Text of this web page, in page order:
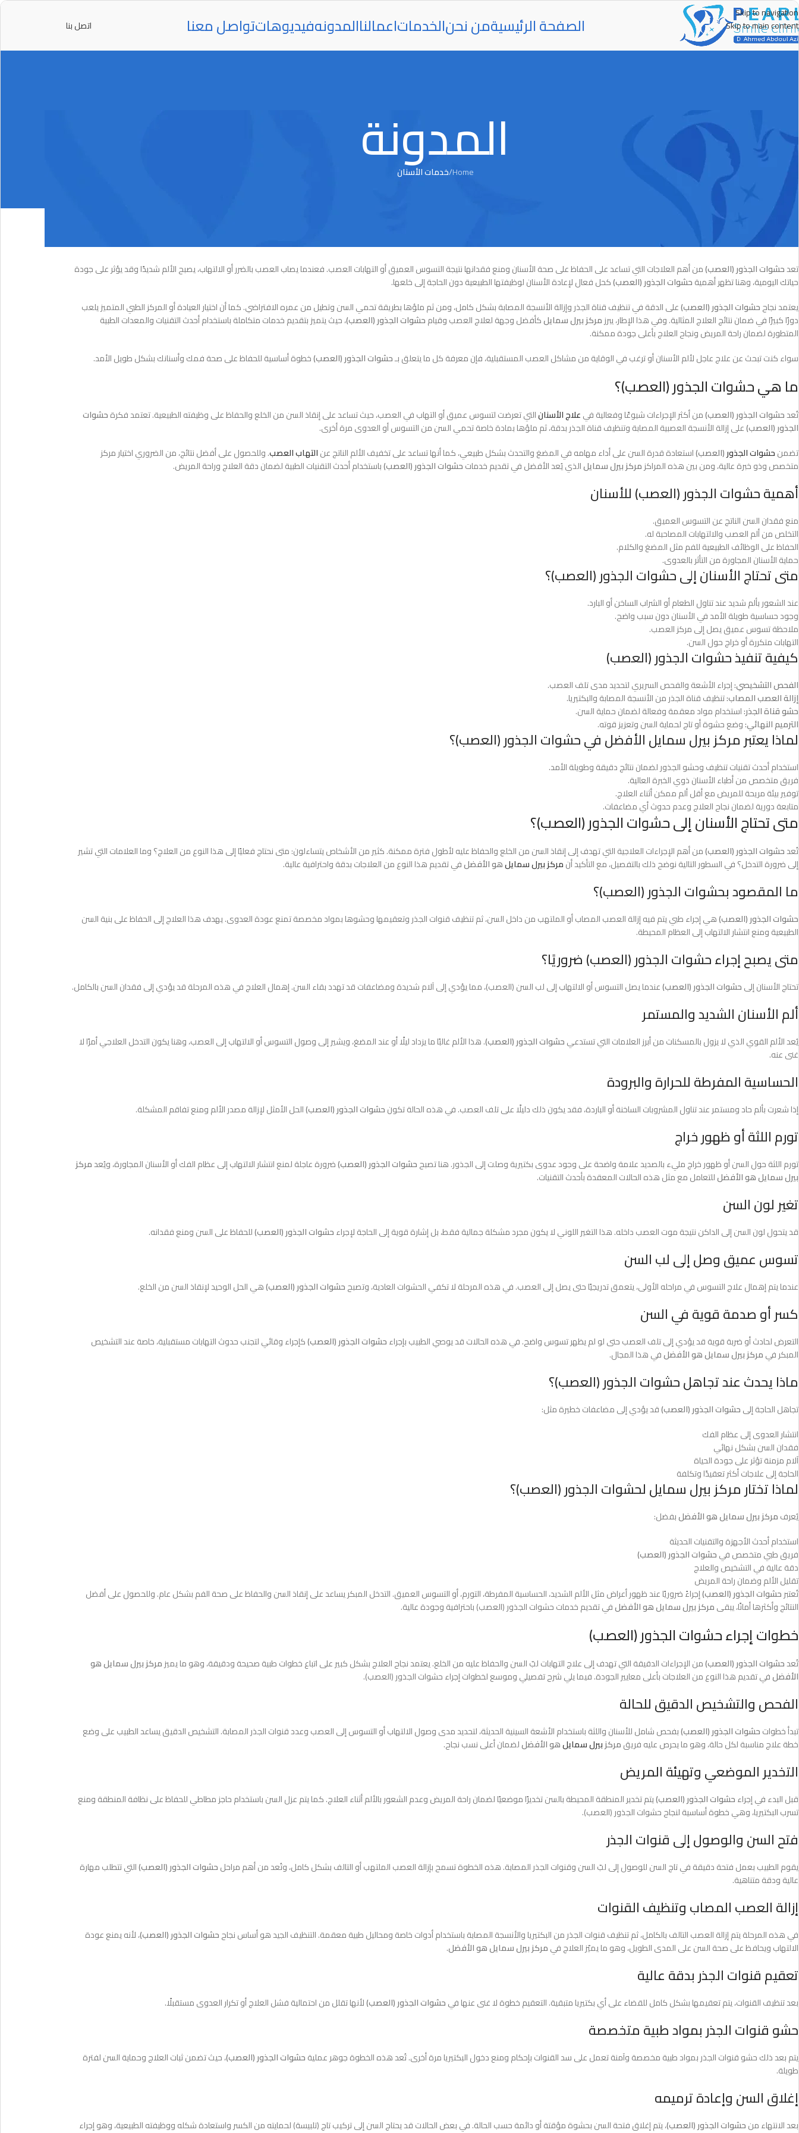
Skip to navigation
Skip to main content
الصفحة الرئيسيةمن نحنالخدماتاعمالناالمدونهفيديوهاتتواصل معنا اتصل بنا
المدونة
Home
/خدمات الأسنان
تعدحشوات الجذور (العصب)من أهم العلاجات التي تساعد على الحفاظ على صحة الأسنان ومنع فقدانها نتيجة التسوس العميق أو التهابات العصب. فعندما يصاب العصب بالضرر أو الالتهاب، يصبح الألم شديدًا وقد يؤثر على جودة
حياتك اليومية، وهنا تظهر أهميةحشوات الجذور (العصب)كحل فعال لإعادة الأسنان لوظيفتها الطبيعية دون الحاجة إلى خلعها.
يعتمد نجاححشوات الجذور (العصب)على الدقة في تنظيف قناة الجذر وإزالة الأنسجة المصابة بشكل كامل، ومن ثم ملؤها بطريقة تحمي السن وتطيل من عمره الافتراضي. كما أن اختيار العيادة أو المركز الطبي المتميز يلعب
دورًا كبيرًا في ضمان نتائج العلاج المثالية. وفي هذا الإطار، يبرزمركز بيرل سمايلكأفضل وجهة لعلاج العصب وقيامحشوات الجذور (العصب)، حيث يتميز بتقديم خدمات متكاملة باستخدام أحدث التقنيات والمعدات الطبية
المتطورة لضمان راحة المريض ونجاح العلاج بأعلى جودة ممكنة.
سواء كنت تبحث عن علاج عاجل لألم الأسنان أو ترغب في الوقاية من مشاكل العصب المستقبلية، فإن معرفة كل ما يتعلق بـحشوات الجذور (العصب)خطوة أساسية للحفاظ على صحة فمك وأسنانك بشكل طويل الأمد.
ما هي حشوات الجذور (العصب)؟
تُعدحشوات الجذور (العصب)من أكثر الإجراءات شيوعًا وفعالية فيعلاج الأسنانالتي تعرضت لتسوس عميق أو التهاب في العصب، حيث تساعد على إنقاذ السن من الخلع والحفاظ على وظيفته الطبيعية. تعتمد فكرةحشوات
الجذور (العصب)على إزالة الأنسجة العصبية المصابة وتنظيف قناة الجذر بدقة، ثم ملؤها بمادة خاصة تحمي السن من التسوس أو العدوى مرة أخرى.
تضمنحشوات الجذور(العصب)استعادة قدرة السن على أداء مهامه في المضغ والتحدث بشكل طبيعي، كما أنها تساعد على تخفيف الألم الناتج عنالتهاب العصب. وللحصول على أفضل نتائج، من الضروري اختيار مركز
متخصص وذو خبرة عالية، ومن بين هذه المراكزمركز بيرل سمايلالذي يُعد الأفضل في تقديم خدماتحشوات الجذور (العصب)باستخدام أحدث التقنيات الطبية لضمان دقة العلاج وراحة المريض.
أهمية حشوات الجذور (العصب) للأسنان
منع فقدان السن الناتج عن التسوس العميق.
التخلص من ألم العصب والالتهابات المصاحبة له.
الحفاظ على الوظائف الطبيعية للفم مثل المضغ والكلام.
حماية الأسنان المجاورة من التأثر بالعدوى.
متى تحتاج الأسنان إلى حشوات الجذور (العصب)؟
عند الشعور بألم شديد عند تناول الطعام أو الشراب الساخن أو البارد.
وجود حساسية طويلة الأمد في الأسنان دون سبب واضح.
ملاحظة تسوس عميق يصل إلى مركز العصب.
التهابات متكررة أو خراج حول السن.
كيفية تنفيذ حشوات الجذور (العصب)
الفحص التشخيصي:إجراء الأشعة والفحص السريري لتحديد مدى تلف العصب.
إزالة العصب المصاب:تنظيف قناة الجذر من الأنسجة المصابة والبكتيريا.
حشو قناة الجذر:استخدام مواد معقمة وفعالة لضمان حماية السن.
الترميم النهائي:وضع حشوة أو تاج لحماية السن وتعزيز قوته.
لماذا يعتبر مركز بيرل سمايل الأفضل في حشوات الجذور (العصب)؟
استخدام أحدث تقنيات تنظيف وحشو الجذور لضمان نتائج دقيقة وطويلة الأمد.
فريق متخصص من أطباء الأسنان ذوي الخبرة العالية.
توفير بيئة مريحة للمريض مع أقل ألم ممكن أثناء العلاج.
متابعة دورية لضمان نجاح العلاج وعدم حدوث أي مضاعفات.
متى تحتاج الأسنان إلى حشوات الجذور (العصب)؟
تُعدحشوات الجذور (العصب)من أهم الإجراءات العلاجية التي تهدف إلى إنقاذ السن من الخلع والحفاظ عليه لأطول فترة ممكنة. كثير من الأشخاص يتساءلون: متى نحتاج فعليًا إلى هذا النوع من العلاج؟ وما العلامات التي تشير
إلى ضرورة التدخل؟ في السطور التالية نوضح ذلك بالتفصيل، مع التأكيد أنمركز بيرل سمايلهو الأفضلفي تقديم هذا النوع من العلاجات بدقة واحترافية عالية.
ما المقصود بحشوات الجذور (العصب)؟
حشوات الجذور (العصب)هي إجراء طبي يتم فيه إزالة العصب المصاب أو الملتهب من داخل السن، ثم تنظيف قنوات الجذر وتعقيمها وحشوها بمواد مخصصة تمنع عودة العدوى. يهدف هذا العلاج إلى الحفاظ على بنية السن
الطبيعية ومنع انتشار الالتهاب إلى العظام المحيطة.
متى يصبح إجراء حشوات الجذور (العصب) ضروريًا؟
تحتاج الأسنان إلىحشوات الجذور (العصب)عندما يصل التسوس أو الالتهاب إلى لب السن (العصب)، مما يؤدي إلى آلام شديدة ومضاعفات قد تهدد بقاء السن. إهمال العلاج في هذه المرحلة قد يؤدي إلى فقدان السن بالكامل.
ألم الأسنان الشديد والمستمر
يُعد الألم القوي الذي لا يزول بالمسكنات من أبرز العلامات التي تستدعيحشوات الجذور (العصب). هذا الألم غالبًا ما يزداد ليلًا أو عند المضغ، ويشير إلى وصول التسوس أو الالتهاب إلى العصب، وهنا يكون التدخل العلاجي أمرًا لا
غنى عنه.
الحساسية المفرطة للحرارة والبرودة
إذا شعرت بألم حاد ومستمر عند تناول المشروبات الساخنة أو الباردة، فقد يكون ذلك دليلًا على تلف العصب. في هذه الحالة تكونحشوات الجذور (العصب)الحل الأمثل لإزالة مصدر الألم ومنع تفاقم المشكلة.
تورم اللثة أو ظهور خراج
تورم اللثة حول السن أو ظهور خراج مليء بالصديد علامة واضحة على وجود عدوى بكتيرية وصلت إلى الجذور. هنا تصبححشوات الجذور (العصب)ضرورة عاجلة لمنع انتشار الالتهاب إلى عظام الفك أو الأسنان المجاورة، ويُعدمركز
بيرل سمايل هو الأفضلللتعامل مع مثل هذه الحالات المعقدة بأحدث التقنيات.
تغير لون السن
قد يتحول لون السن إلى الداكن نتيجة موت العصب داخله. هذا التغير اللوني لا يكون مجرد مشكلة جمالية فقط، بل إشارة قوية إلى الحاجة لإجراءحشوات الجذور (العصب)للحفاظ على السن ومنع فقدانه.
تسوس عميق وصل إلى لب السن
عندما يتم إهمال علاج التسوس في مراحله الأولى، يتعمق تدريجيًا حتى يصل إلى العصب. في هذه المرحلة لا تكفي الحشوات العادية، وتصبححشوات الجذور (العصب)هي الحل الوحيد لإنقاذ السن من الخلع.
كسر أو صدمة قوية في السن
التعرض لحادث أو ضربة قوية قد يؤدي إلى تلف العصب حتى لو لم يظهر تسوس واضح. في هذه الحالات قد يوصي الطبيب بإجراءحشوات الجذور (العصب)كإجراء وقائي لتجنب حدوث التهابات مستقبلية، خاصة عند التشخيص
المبكر فيمركز بيرل سمايل هو الأفضلفي هذا المجال.
ماذا يحدث عند تجاهل حشوات الجذور (العصب)؟
تجاهل الحاجة إلىحشوات الجذور (العصب)قد يؤدي إلى مضاعفات خطيرة مثل:
انتشار العدوى إلى عظام الفك
فقدان السن بشكل نهائي
آلام مزمنة تؤثر على جودة الحياة
الحاجة إلى علاجات أكثر تعقيدًا وتكلفة
لماذا تختار مركز بيرل سمايل لحشوات الجذور (العصب)؟
يُعرفمركز بيرل سمايل هو الأفضلبفضل:
استخدام أحدث الأجهزة والتقنيات الحديثة
فريق طبي متخصص فيحشوات الجذور (العصب)
دقة عالية في التشخيص والعلاج
تقليل الألم وضمان راحة المريض
تُعتبرحشوات الجذور (العصب)إجراءً ضروريًا عند ظهور أعراض مثل الألم الشديد، الحساسية المفرطة، التورم، أو التسوس العميق. التدخل المبكر يساعد على إنقاذ السن والحفاظ على صحة الفم بشكل عام. وللحصول على أفضل
النتائج وأكثرها أمانًا، يبقىمركز بيرل سمايل هو الأفضلفي تقديم خدمات حشوات الجذور (العصب) باحترافية وجودة عالية.
خطوات إجراء حشوات الجذور (العصب)
تُعدحشوات الجذور (العصب)من الإجراءات الدقيقة التي تهدف إلى علاج التهابات لبّ السن والحفاظ عليه من الخلع. يعتمد نجاح العلاج بشكل كبير على اتباع خطوات طبية صحيحة ودقيقة، وهو ما يميزمركز بيرل سمايل هو
الأفضلفي تقديم هذا النوع من العلاجات بأعلى معايير الجودة. فيما يلي شرح تفصيلي وموسع لخطوات إجراء حشوات الجذور (العصب).
الفحص والتشخيص الدقيق للحالة
تبدأ خطواتحشوات الجذور (العصب)بفحص شامل للأسنان واللثة باستخدام الأشعة السينية الحديثة، لتحديد مدى وصول الالتهاب أو التسوس إلى العصب وعدد قنوات الجذر المصابة. التشخيص الدقيق يساعد الطبيب على وضع
خطة علاج مناسبة لكل حالة، وهو ما يحرص عليه فريقمركزبيرل سمايلهو الأفضللضمان أعلى نسب نجاح.
التخدير الموضعي وتهيئة المريض
قبل البدء في إجراءحشوات الجذور (العصب)يتم تخدير المنطقة المحيطة بالسن تخديرًا موضعيًا لضمان راحة المريض وعدم الشعور بالألم أثناء العلاج. كما يتم عزل السن باستخدام حاجز مطاطي للحفاظ على نظافة المنطقة ومنع
تسرب البكتيريا، وهي خطوة أساسية لنجاح حشوات الجذور (العصب).
فتح السن والوصول إلى قنوات الجذر
يقوم الطبيب بعمل فتحة دقيقة في تاج السن للوصول إلى لبّ السن وقنوات الجذر المصابة. هذه الخطوة تسمح بإزالة العصب الملتهب أو التالف بشكل كامل، وتُعد من أهم مراحلحشوات الجذور (العصب)التي تتطلب مهارة
عالية ودقة متناهية.
إزالة العصب المصاب وتنظيف القنوات
في هذه المرحلة يتم إزالة العصب التالف بالكامل، ثم تنظيف قنوات الجذر من البكتيريا والأنسجة المصابة باستخدام أدوات خاصة ومحاليل طبية معقمة. التنظيف الجيد هو أساس نجاححشوات الجذور (العصب)، لأنه يمنع عودة
الالتهاب ويحافظ على صحة السن على المدى الطويل، وهو ما يميّز العلاج فيمركز بيرل سمايل هو الأفضل.
تعقيم قنوات الجذر بدقة عالية
بعد تنظيف القنوات، يتم تعقيمها بشكل كامل للقضاء على أي بكتيريا متبقية. التعقيم خطوة لا غنى عنها فيحشوات الجذور (العصب)لأنها تقلل من احتمالية فشل العلاج أو تكرار العدوى مستقبلًا.
حشو قنوات الجذر بمواد طبية متخصصة
يتم بعد ذلك حشو قنوات الجذر بمواد طبية مخصصة وآمنة تعمل على سد القنوات بإحكام ومنع دخول البكتيريا مرة أخرى. تُعد هذه الخطوة جوهر عمليةحشوات الجذور (العصب)، حيث تضمن ثبات العلاج وحماية السن لفترة
طويلة.
إغلاق السن وإعادة ترميمه
بعد الانتهاء منحشوات الجذور (العصب)، يتم إغلاق فتحة السن بحشوة مؤقتة أو دائمة حسب الحالة. في بعض الحالات قد يحتاج السن إلى تركيب تاج (تلبيسة) لحمايته من الكسر واستعادة شكله ووظيفته الطبيعية، وهو إجراء